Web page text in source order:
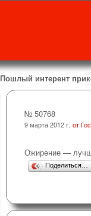
Пошлый интерент
№ 50768
9 марта 2012 г. от
Ожирение —
Поделиться…